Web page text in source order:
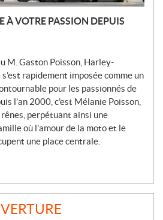
À VOTRE PASSION DEPUIS
M. Gaston Poisson, Harley-
rapidement imposée comme un
pour les passionnés de
l’an 2000, c’est Mélanie Poisson,
perpétuant ainsi une
où l’amour de la moto et le
une place centrale.